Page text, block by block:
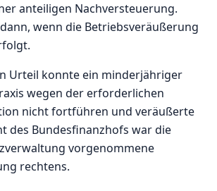
anteiligen Nachversteuerung.
wenn die Betriebsveräußerung
Urteil konnte ein minderjähriger
wegen der erforderlichen
nicht fortführen und veräußerte
des Bundesfinanzhofs war die
vorgenommene
rechtens.